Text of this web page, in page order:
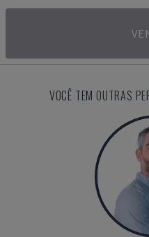
VOCÊ TEM OUTRAS